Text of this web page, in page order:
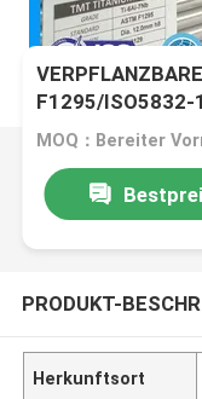
F1295/ISO5832-
MEDIZINISCHES
MOQ：Bereiter
PRODUKT-
Herkunftsort